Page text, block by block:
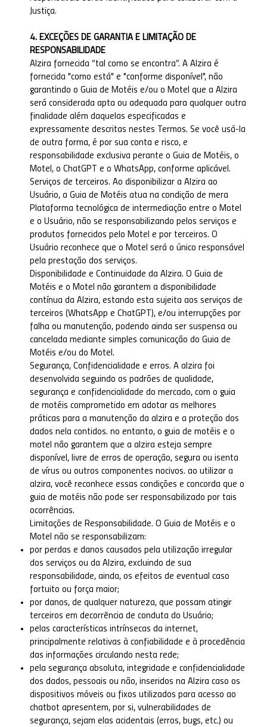
Justiça.
4. EXCEÇÕES DE GARANTIA E LIMITAÇÃO DE
RESPONSABILIDADE
Alzira fornecida “tal como se encontra”. A Alzira é
fornecida "como está" e "conforme disponível", não
garantindo o Guia de Motéis e/ou o Motel que a Alzira
será considerada apta ou adequada para qualquer outra
finalidade além daquelas especificadas e
expressamente descritas nestes Termos. Se você usá-la
de outra forma, é por sua conta e risco, e
responsabilidade exclusiva perante o Guia de Motéis, o
Motel, o ChatGPT e o WhatsApp, conforme aplicável.
Serviços de terceiros. Ao disponibilizar a Alzira ao
Usuário, a Guia de Motéis atua na condição de mera
Plataforma tecnológica de intermediação entre o Motel
e o Usuário, não se responsabilizando pelos serviços e
produtos fornecidos pelo Motel e por terceiros. O
Usuário reconhece que o Motel será o único responsável
pela prestação dos serviços.
Disponibilidade e Continuidade da Alzira. O Guia de
Motéis e o Motel não garantem a disponibilidade
contínua da Alzira, estando esta sujeita aos serviços de
terceiros (WhatsApp e ChatGPT), e/ou interrupções por
falha ou manutenção, podendo ainda ser suspensa ou
cancelada mediante simples comunicação do Guia de
Motéis e/ou do Motel.
Segurança, Confidencialidade e erros. A alzira foi
desenvolvida seguindo os padrões de qualidade,
segurança e confidencialidade do mercado, com o guia
de motéis comprometido em adotar as melhores
práticas para a manutenção da alzira e a proteção dos
dados nela contidos. no entanto, o guia de motéis e o
motel não garantem que a alzira esteja sempre
disponível, livre de erros de operação, segura ou isenta
de vírus ou outros componentes nocivos. ao utilizar a
alzira, você reconhece essas condições e concorda que o
guia de motéis não pode ser responsabilizado por tais
ocorrências.
Limitações de Responsabilidade. O Guia de Motéis e o
Motel não se responsabilizam:
por perdas e danos causados pela utilização irregular
dos serviços ou da Alzira, excluindo de sua
responsabilidade, ainda, os efeitos de eventual caso
fortuito ou força maior;
por danos, de qualquer natureza, que possam atingir
terceiros em decorrência de conduta do Usuário;
pelas características intrínsecas da internet,
principalmente relativas à confiabilidade e à procedência
das informações circulando nesta rede;
pela segurança absoluta, integridade e confidencialidade
dos dados, pessoais ou não, inseridos na Alzira caso os
dispositivos móveis ou fixos utilizados para acesso ao
chatbot apresentem, por si, vulnerabilidades de
segurança, sejam elas acidentais (erros, bugs, etc.) ou